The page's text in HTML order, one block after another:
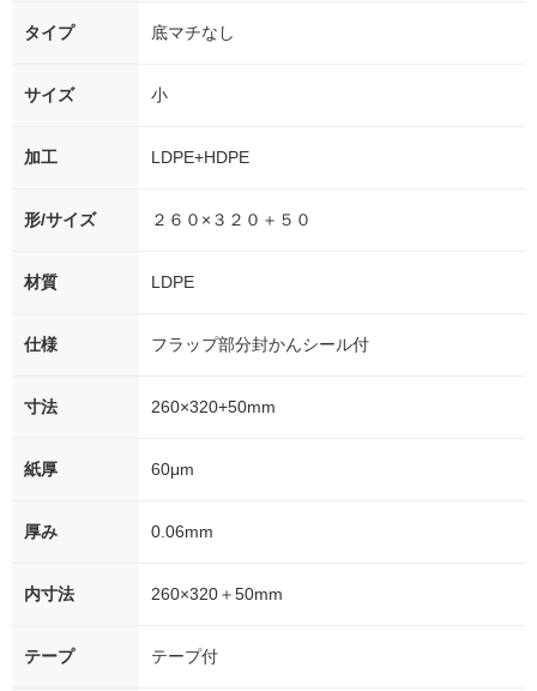
タイプ 底マチなし
サイズ 小
加工 LDPE+HDPE
形/サイズ ２６０×３２０＋５０
材質 LDPE
仕様 フラップ部分封かんシール付
寸法 260×320+50mm
紙厚 60μm
厚み 0.06mm
内寸法 260×320＋50mm
テープ テープ付